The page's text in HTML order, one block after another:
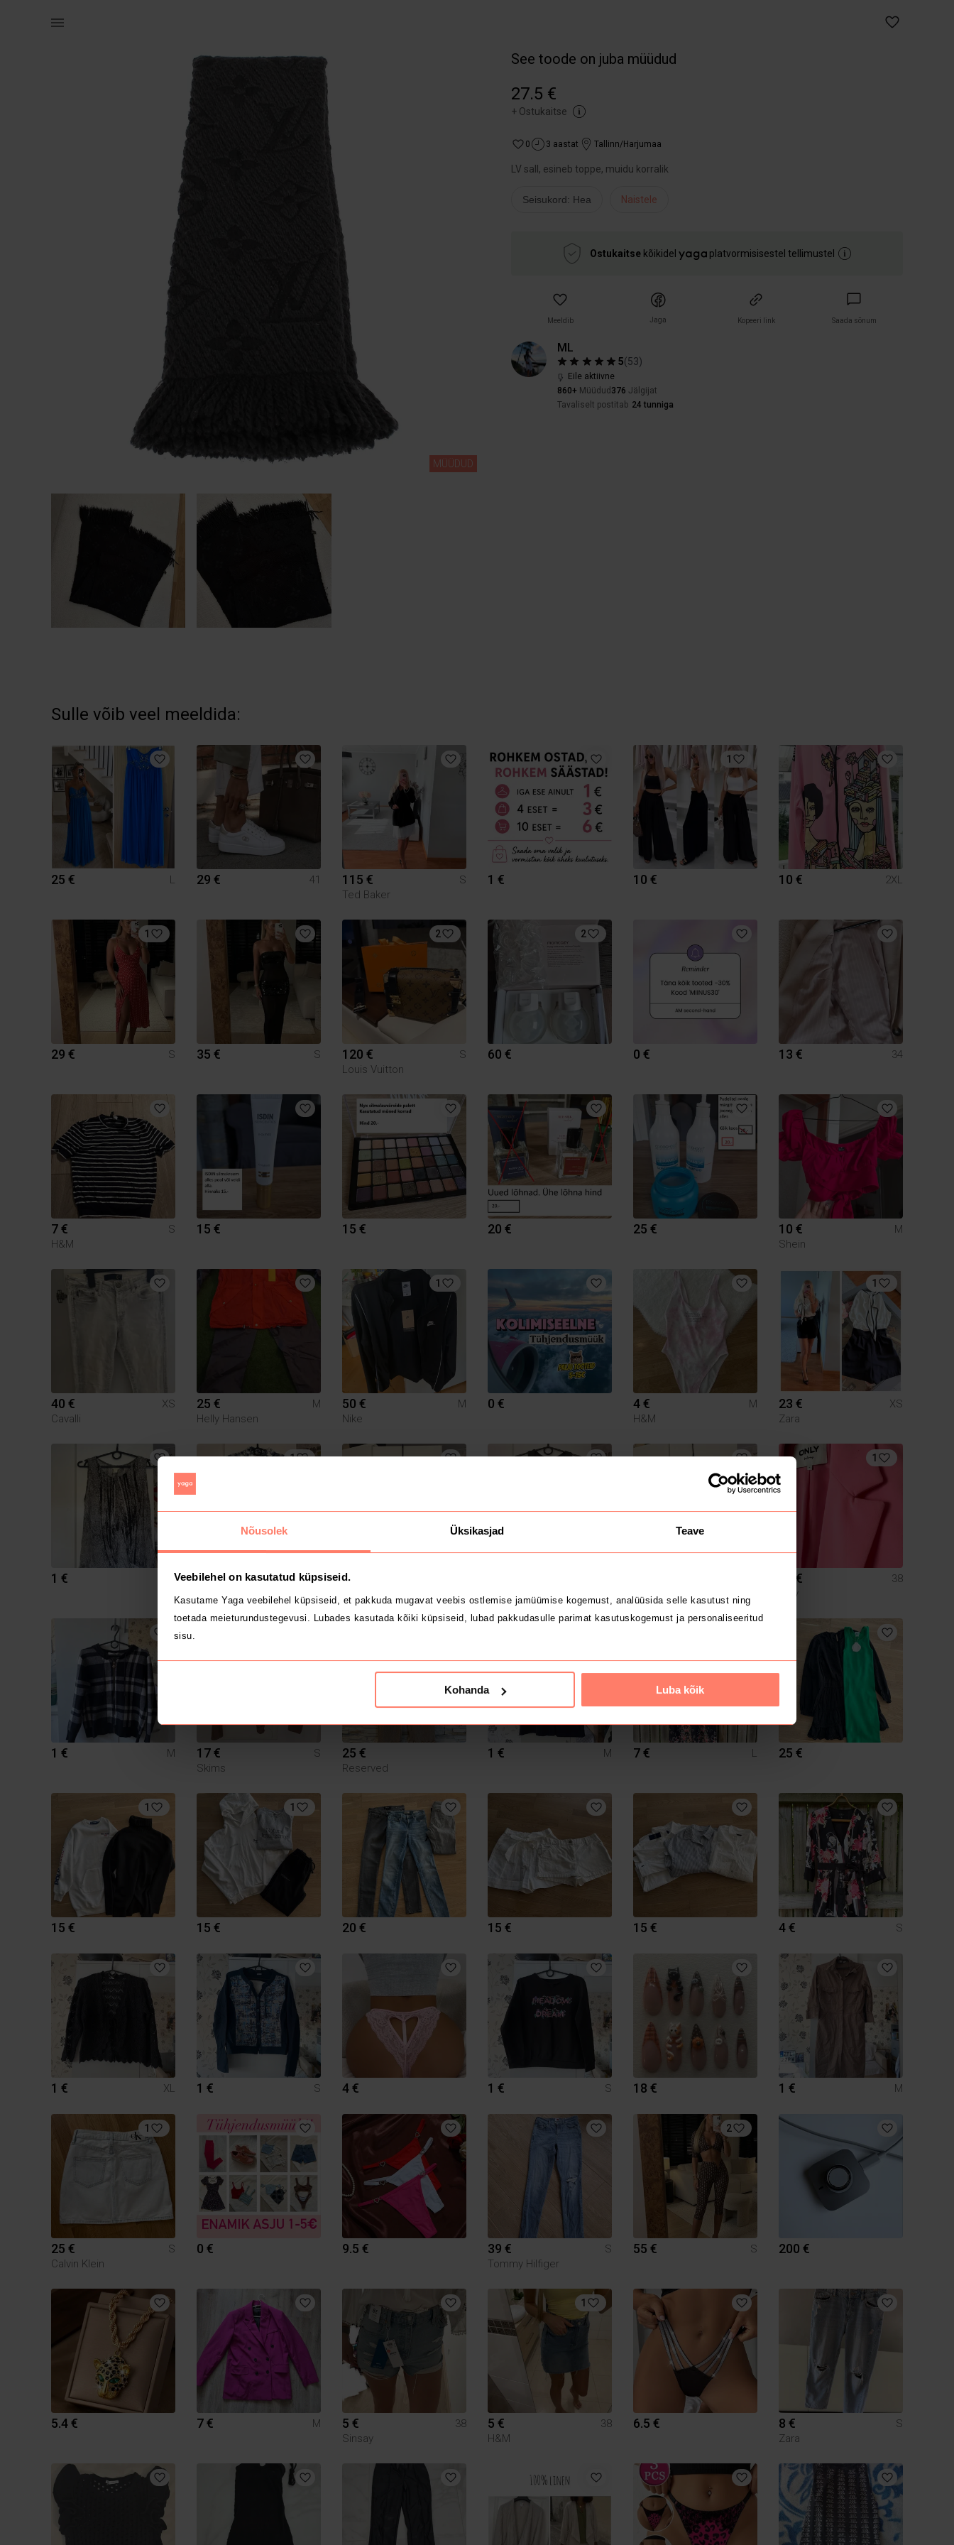
Nõusolek Üksikasjad Teave
Veebilehel on kasutatud küpsiseid.
Kasutame Yaga veebilehel küpsiseid, et pakkuda mugavat veebis ostlemise jamüümise kogemust, analüüsida selle kasutust ning
toetada meieturundustegevusi. Lubades kasutada kõiki küpsiseid, lubad pakkudasulle parimat kasutuskogemust ja personaliseeritud
sisu.
Kohanda Luba kõik
MÜÜDUD
See toode on juba müüdud
27.5 €
+ Ostukaitse
0 3 aastat Tallinn/Harjumaa
LV sall, esineb toppe, muidu korralik
Seisukord: Hea Naistele
Ostukaitse kõikidel platvormisisestel tellimustel
Meeldib Jaga Kopeeri link Saada sõnum
ML
5(53)
Eile aktiivne
860+ Müüdud 376 Jälgijat
Tavaliselt postitab 24 tunniga
Sulle võib veel meeldida:
25 € L 29 € 41 115 €
S
Ted Baker
1 €
1
10 € 10 € 2XL
1
29 € S 35 € S
2
120 €
S
Louis Vuitton
2
60 € 0 € 13 € 34
7 €
S
H&M
15 € 15 € 20 € 25 € 10 €
M
Shein
40 €
XS
Cavalli
25 €
M
Helly Hansen
1
50 €
M
Nike
0 € 4 €
M
H&M
1
23 €
XS
Zara
1 € M
1
1 € L 1 €
1
25 €
38
Only
1 € M 17 €
S
Skims
25 €
Reserved
1 € M 7 € L 25 €
1
15 €
1
15 € 20 € 15 € 15 € 4 € S
1 € XL 1 € S 4 € 1 € S 18 € 1 € M
1
25 €
S
Calvin Klein
0 € 9.5 € 39 €
S
Tommy Hilfiger
2
55 € S 200 €
5.4 € 7 € M 5 €
38
Sinsay
1
5 €
38
H&M
6.5 € 8 €
S
Zara